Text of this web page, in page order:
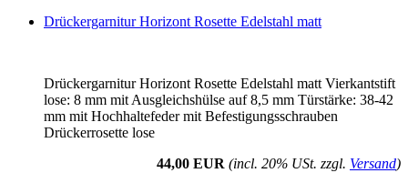
Drückergarnitur Horizont Rosette Edelstahl matt
Drückergarnitur Horizont Rosette Edelstahl matt Vierkantstift
lose: 8 mm mit Ausgleichshülse auf 8,5 mm Türstärke: 38-42
mm mit Hochhaltefeder mit Befestigungsschrauben
Drückerrosette lose
44,00 EUR (incl. 20% USt. zzgl. Versand)